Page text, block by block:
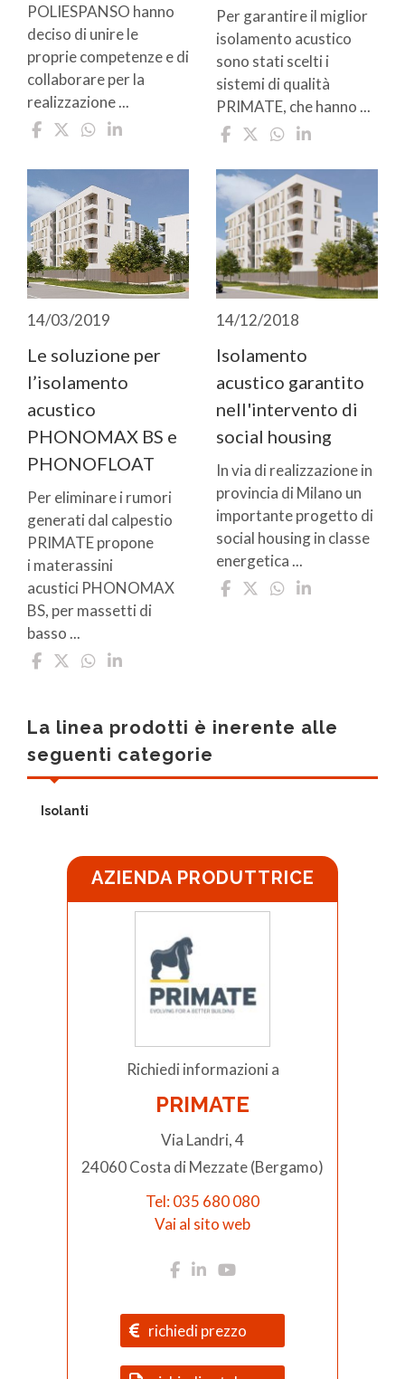
POLIESPANSO hanno
deciso di unire le
proprie competenze e di
collaborare per la
realizzazione ...
Per garantire il miglior
isolamento acustico
sono stati scelti i
sistemi di qualità
PRIMATE, che hanno ...
14/03/2019
Le soluzione per
l’isolamento
acustico
PHONOMAX BS e
PHONOFLOAT
Per eliminare i rumori
generati dal calpestio
PRIMATE propone
i materassini
acustici PHONOMAX
BS, per massetti di
basso ...
14/12/2018
Isolamento
acustico garantito
nell'intervento di
social housing
In via di realizzazione in
provincia di Milano un
importante progetto di
social housing in classe
energetica ...
La linea prodotti è inerente alle
seguenti categorie
Isolanti
AZIENDA PRODUTTRICE
Richiedi informazioni a
PRIMATE
Via Landri, 4
24060 Costa di Mezzate (Bergamo)
Tel: 035 680 080
Vai al sito web
richiedi prezzo